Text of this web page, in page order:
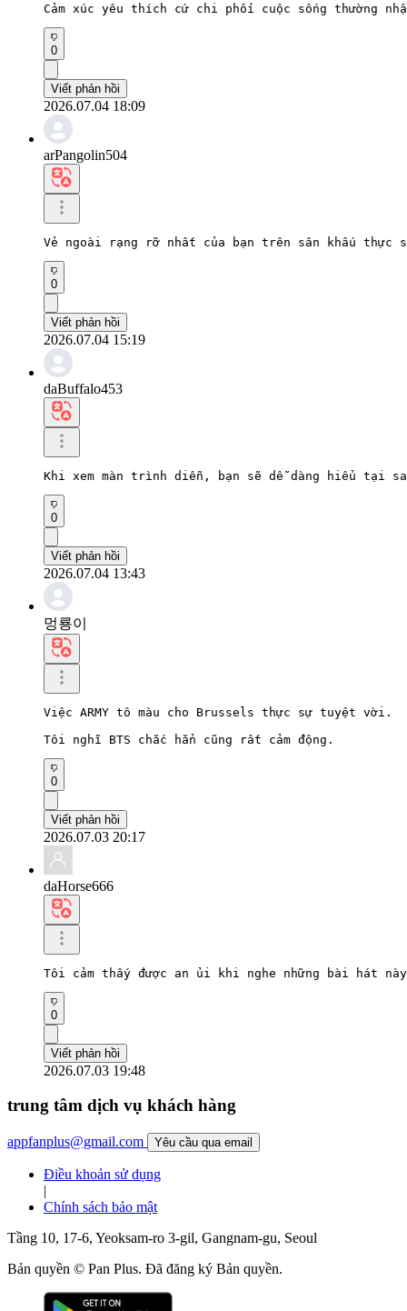
Cảm xúc yêu thích cứ chi phối cuộc sống thường
0
Viết phản hồi
2026.07.04 18:09
arPangolin504
Vẻ ngoài rạng rỡ nhất của bạn trên sân khấu thực
0
Viết phản hồi
2026.07.04 15:19
daBuffalo453
Khi xem màn trình diễn, bạn sẽ dễ dàng hiểu tại
0
Viết phản hồi
2026.07.04 13:43
멍룡이
Việc ARMY tô màu cho Brussels thực sự tuyệt vời.
Tôi nghĩ BTS chắc hẳn cũng rất cảm động.
0
Viết phản hồi
2026.07.03 20:17
daHorse666
Tôi cảm thấy được an ủi khi nghe những bài hát
0
Viết phản hồi
2026.07.03 19:48
trung tâm dịch vụ khách hàng
appfanplus@gmail.com Yêu cầu qua email
Điều khoản sử dụng
|
Chính sách bảo mật
Tầng 10, 17-6, Yeoksam-ro 3-gil, Gangnam-gu, Seoul
Bản quyền © Pan Plus. Đã đăng ký Bản quyền.